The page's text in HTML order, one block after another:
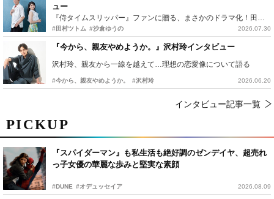
PICKUP
『スパイダーマン』も私生活も絶好調のゼンデイヤ、超売れ
っ子女優の華麗な歩みと堅実な素顔
#DUNE #オデュッセイア 2026.08.09
ュー
『侍タイムスリッパー』ファンに贈る、まさかのドラマ化！田村ツトム×沙倉ゆうのが語る『心配無用ノ介』撮影秘話
#田村ツトム #沙倉ゆうの 2026.07.30
『今から、親友やめようか。』沢村玲インタビュー
沢村玲、親友から一線を越えて…理想の恋愛像について語る
#今から、親友やめようか。 #沢村玲 2026.06.20
インタビュー記事一覧